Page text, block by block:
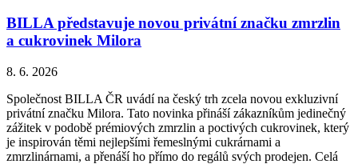
BILLA představuje novou privátní značku zmrzlin
a cukrovinek Milora
8. 6. 2026
Společnost BILLA ČR uvádí na český trh zcela novou exkluzivní
privátní značku Milora. Tato novinka přináší zákazníkům jedinečný
zážitek v podobě prémiových zmrzlin a poctivých cukrovinek, který
je inspirován těmi nejlepšími řemeslnými cukrárnami a
zmrzlinárnami, a přenáší ho přímo do regálů svých prodejen. Celá